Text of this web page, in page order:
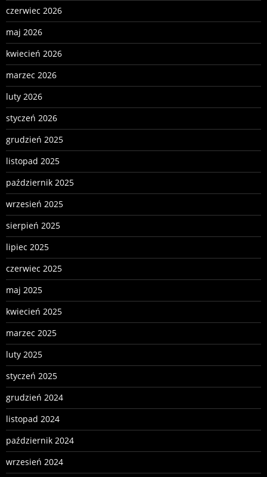
czerwiec 2026
maj 2026
kwiecień 2026
marzec 2026
luty 2026
styczeń 2026
grudzień 2025
listopad 2025
październik 2025
wrzesień 2025
sierpień 2025
lipiec 2025
czerwiec 2025
maj 2025
kwiecień 2025
marzec 2025
luty 2025
styczeń 2025
grudzień 2024
listopad 2024
październik 2024
wrzesień 2024